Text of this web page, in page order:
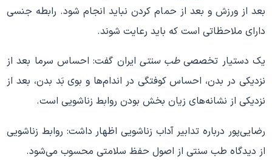
بعد از ورزش و بعد از حمام کردن نباید انجام شود. رابطه جنسی
دارای ملاحظاتی است که باید رعایت شوند.
یک دستیار تخصصیطب سنتی ایران گفت: احساس سرما بعد از
نزدیکی در بدن، احساس کوفتگی در اندام‌ها و بوی بَد بدن، بعد از
نزدیکی از نشانه‌های زیان بخش بودن روابط زناشویی است.
رضایی‌پور درباره تدابیر آداب زناشویی اظهار داشت: روابط زناشویی
از دیدگاه طب سنتی از اصول حفظ سلامتی محسوب می‌شود.